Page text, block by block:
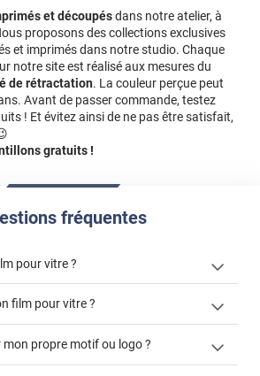
et découpésdans notre atelier, à
proposons des collections exclusives
et imprimés dans notre studio. Chaque
notre site est réalisé aux mesures du
de rétractation. La couleur perçue peut
Avant de passer commande, testez
! Et évitez ainsi de ne pas être satisfait,
gratuits !
fréquentes
pour vitre ?
film pour vitre ?
mon propre motif ou logo ?